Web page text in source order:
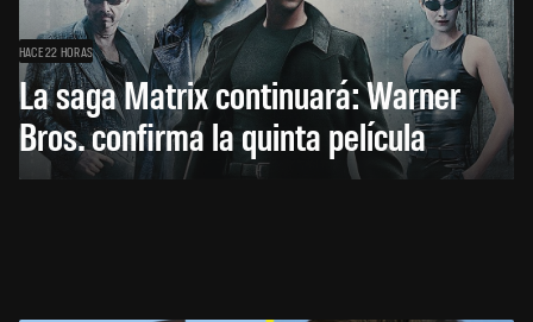
HACE 22 HORAS
La saga Matrix continuará: Warner
Bros. confirma la quinta película